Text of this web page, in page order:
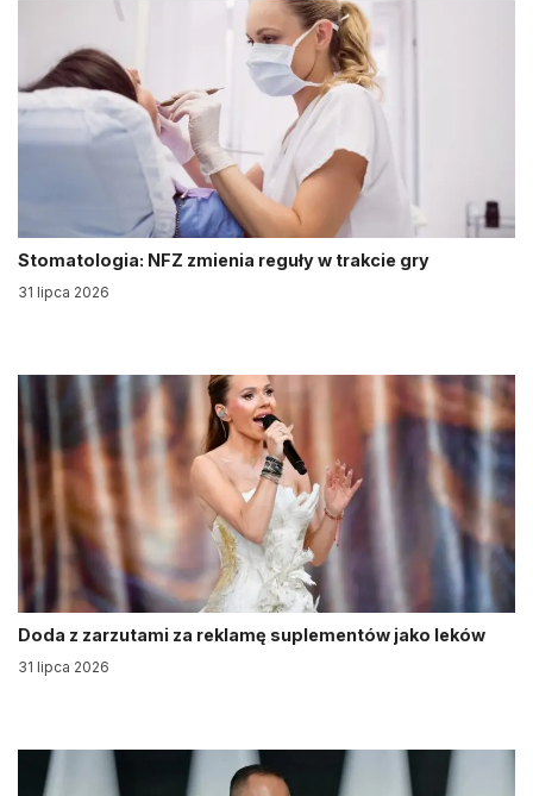
Stomatologia: NFZ zmienia reguły w trakcie gry
31 lipca 2026
Doda z zarzutami za reklamę suplementów jako leków
31 lipca 2026